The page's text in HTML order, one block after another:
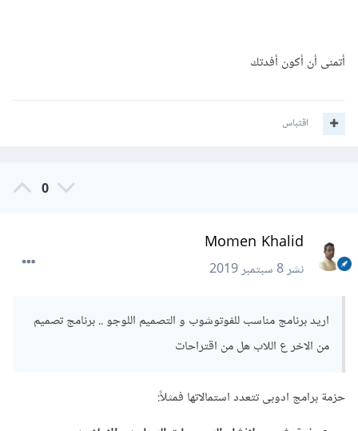
أتمنى أن أكون أفدتك
اقتباس
0
Momen Khalid
نشر8 سبتمبر 2019
اريد برنامج مناسب للفوتوشوب و التصميم اللوجو .. برنامج تصميم
من الاخر ع اللاب هل من اقتراحات
حزمة برامج ادوبى تتعدد استمالاتها فمثلاً: